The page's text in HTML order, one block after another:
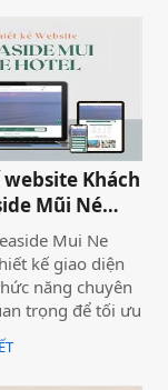
dương và đỏ làm
những nội dung
website.
Khách
Mũi Né
Mui Ne
kế giao diện
năng chuyên
trọng để tối ưu
người dùng và
động kinh